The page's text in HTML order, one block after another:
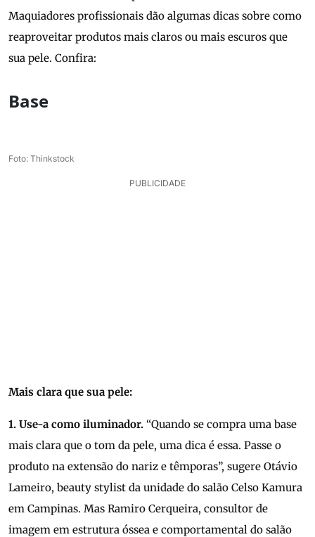
Maquiadores profissionais dão algumas dicas sobre como
reaproveitar produtos mais claros ou mais escuros que
sua pele. Confira:
Base
Foto: Thinkstock
PUBLICIDADE
Mais clara que sua pele:
1. Use-a como iluminador. “Quando se compra uma base
mais clara que o tom da pele, uma dica é essa. Passe o
produto na extensão do nariz e têmporas”, sugere Otávio
Lameiro, beauty stylist da unidade do salão Celso Kamura
em Campinas. Mas Ramiro Cerqueira, consultor de
imagem em estrutura óssea e comportamental do salão